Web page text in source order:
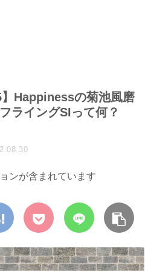
】Happinessの菊池風磨
ライングSIって何？
ンが含まれています